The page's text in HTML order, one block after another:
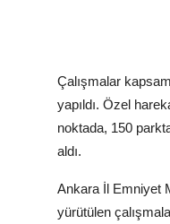
Çalışmalar
yapıldı. Özel
noktada, 150
aldı.
Ankara İl Emniyet
yürütülen